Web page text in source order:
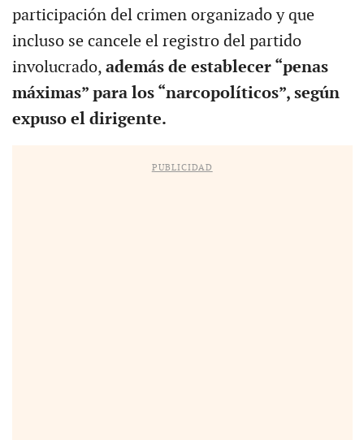
participación del crimen organizado y que
incluso se cancele el registro del partido
involucrado, además de establecer “penas
máximas” para los “narcopolíticos”, según
expuso el dirigente.
PUBLICIDAD